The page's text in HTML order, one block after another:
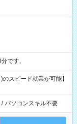
分です。
スピード就業が可能】
/ パソコンスキル不要